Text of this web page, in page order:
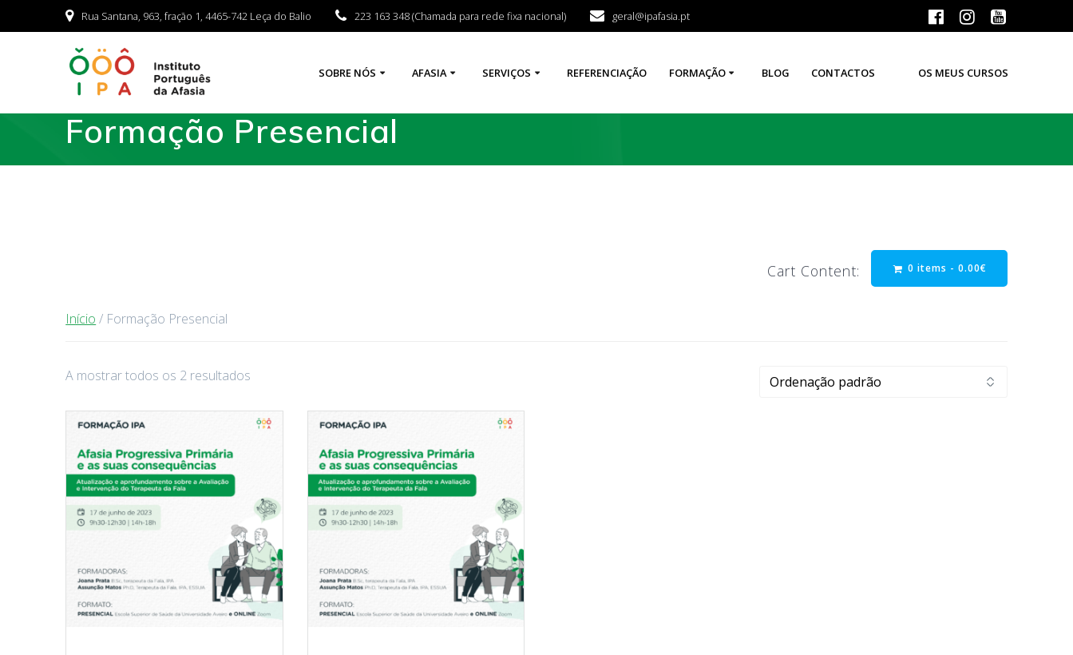
Rua Santana, 963, fração 1, 4465-742 Leça do Balio 223 163 348 (Chamada para rede fixa nacional) geral@ipafasia.pt
SOBRE NÓS AFASIA SERVIÇOS REFERENCIAÇÃO FORMAÇÃO BLOG CONTACTOS OS MEUS CURSOS
Formação Presencial
Cart Content: 0 items - 0.00€
Início / Formação Presencial
A mostrar todos os 2 resultados